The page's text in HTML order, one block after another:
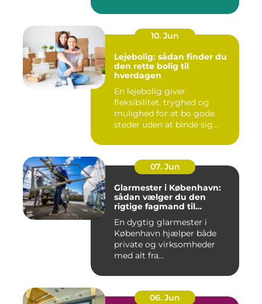
10. Jun
Lejebolig: sådan finder du
den rette bolig til
hverdagen
En lejebolig giver
fleksibilitet, tryghed og
mulighed for at bo gode
steder uden at binde sig
07. Jun
Glarmester i København:
sådan vælger du den
rigtige fagmand til
En dygtig glarmester i
København hjælper både
private og virksomheder
med alt fra...
06. Jun